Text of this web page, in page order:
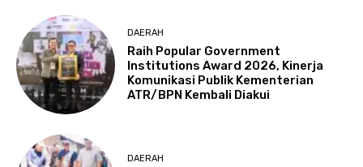
DAERAH
Raih Popular Government
Institutions Award 2026, Kinerja
Komunikasi Publik Kementerian
ATR/BPN Kembali Diakui
DAERAH